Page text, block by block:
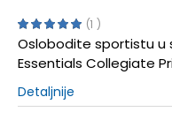
1
Oslobodite sportistu u
Essentials Collegiate
Detaljnije